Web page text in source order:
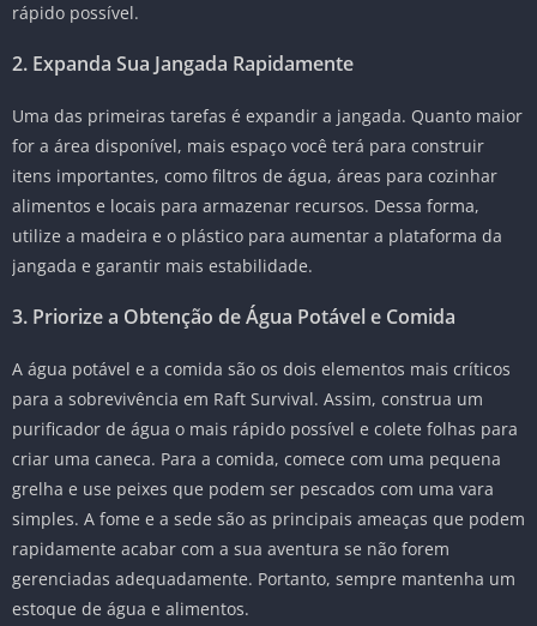
rápido possível.
2. Expanda Sua Jangada Rapidamente
Uma das primeiras tarefas é expandir a jangada. Quanto maior
for a área disponível, mais espaço você terá para construir
itens importantes, como filtros de água, áreas para cozinhar
alimentos e locais para armazenar recursos. Dessa forma,
utilize a madeira e o plástico para aumentar a plataforma da
jangada e garantir mais estabilidade.
3. Priorize a Obtenção de Água Potável e Comida
A água potável e a comida são os dois elementos mais críticos
para a sobrevivência em Raft Survival. Assim, construa um
purificador de água o mais rápido possível e colete folhas para
criar uma caneca. Para a comida, comece com uma pequena
grelha e use peixes que podem ser pescados com uma vara
simples. A fome e a sede são as principais ameaças que podem
rapidamente acabar com a sua aventura se não forem
gerenciadas adequadamente. Portanto, sempre mantenha um
estoque de água e alimentos.